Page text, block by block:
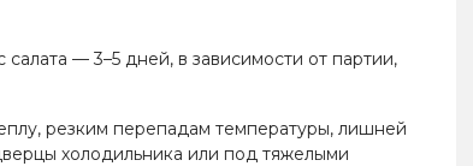
— 3–5 дней, в зависимости от партии,
резким перепадам температуры, лишней
холодильника или под тяжелыми